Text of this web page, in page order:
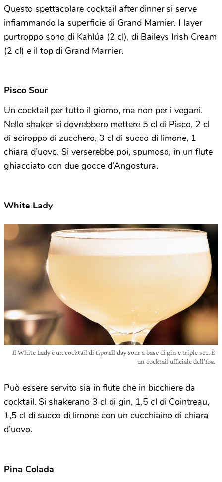
Questo spettacolare cocktail after dinner si serve
infiammando la superficie di Grand Marnier. I layer
purtroppo sono di Kahlúa (2 cl), di Baileys Irish Cream
(2 cl) e il top di Grand Marnier.
Pisco Sour
Un cocktail per tutto il giorno, ma non per i vegani.
Nello shaker si dovrebbero mettere 5 cl di Pisco, 2 cl
di sciroppo di zucchero, 3 cl di succo di limone, 1
chiara d’uovo. Si verserebbe poi, spumoso, in un flute
ghiacciato con due gocce d’Angostura.
White Lady
Il White Lady è un cocktail di tipo all day sour a base di gin e triple sec. È
un cocktail ufficiale dell’Iba.
Può essere servito sia in flute che in bicchiere da
cocktail. Si shakerano 3 cl di gin, 1,5 cl di Cointreau,
1,5 cl di succo di limone con un cucchiaino di chiara
d’uovo.
Pina Colada